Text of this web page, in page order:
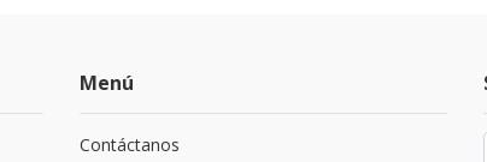
Menú
Contáctanos